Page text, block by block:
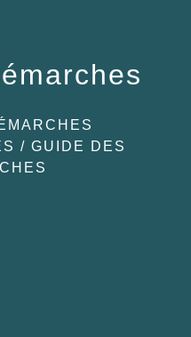
/ GUIDE DES